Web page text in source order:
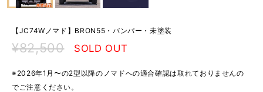
【JC74Wノマド】BRON55・バンパー・未塗装
¥82,500 SOLD OUT
※2026年1月〜の2型以降のノマドへの適合確認は取れておりませんの
でご注意ください。